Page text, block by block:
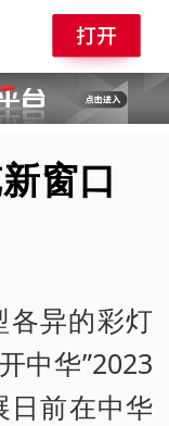
窗口
各异的彩灯
中华”2023
日前在中华